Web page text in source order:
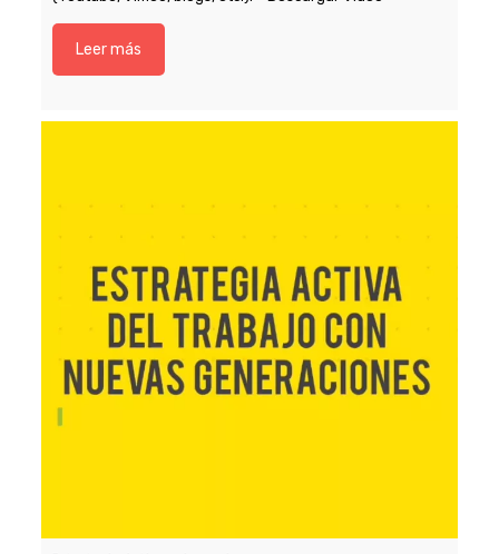
Leer más